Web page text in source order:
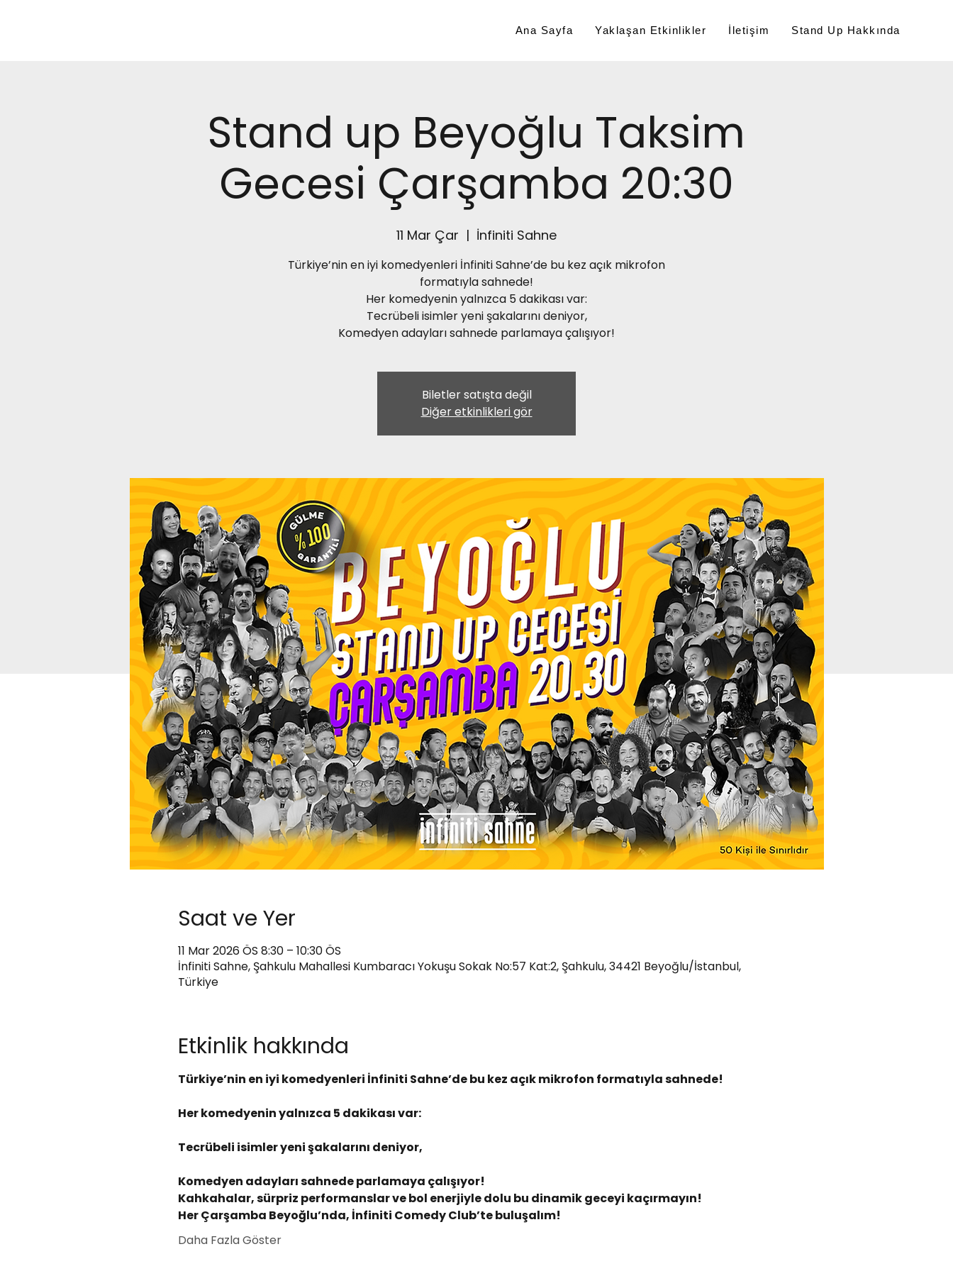
Ana Sayfa Yaklaşan Etkinlikler İletişim Stand Up Hakkında
Stand up Beyoğlu Taksim
Gecesi Çarşamba 20:30
11 Mar Çar
  |
İnfiniti Sahne
Türkiye’nin en iyi komedyenleri İnfiniti Sahne’de bu kez açık mikrofon
formatıyla sahnede!
Her komedyenin yalnızca 5 dakikası var:
Tecrübeli isimler yeni şakalarını deniyor,
Komedyen adayları sahnede parlamaya çalışıyor!
Biletler satışta değil
Diğer etkinlikleri gör
Saat ve Yer
11 Mar 2026 ÖS 8:30 – 10:30 ÖS
İnfiniti Sahne, Şahkulu Mahallesi Kumbaracı Yokuşu Sokak No:57 Kat:2, Şahkulu, 34421 Beyoğlu/İstanbul,
Türkiye
Etkinlik hakkında
Türkiye’nin en iyi komedyenleri İnfiniti Sahne’de bu kez açık mikrofon formatıyla sahnede!
Her komedyenin yalnızca 5 dakikası var:
Tecrübeli isimler yeni şakalarını deniyor,
Komedyen adayları sahnede parlamaya çalışıyor!
Kahkahalar, sürpriz performanslar ve bol enerjiyle dolu bu dinamik geceyi kaçırmayın!
Her Çarşamba Beyoğlu’nda, İnfiniti Comedy Club’te buluşalım!
Daha Fazla Göster